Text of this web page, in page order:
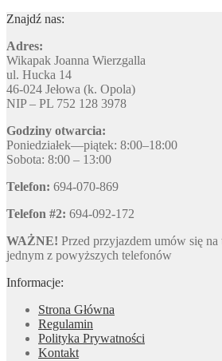
Znajdź nas:
Adres:
Wikapak Joanna Wierzgalla
ul. Hucka 14
46-024 Jełowa (k. Opola)
NIP – PL 752 128 3978
Godziny otwarcia:
Poniedziałek—piątek: 8:00–18:00
Sobota: 8:00 – 13:00
Telefon: 694-070-869
Telefon #2: 694-092-172
WAŻNE! Przed przyjazdem umów się
jednym z powyższych telefonów
Informacje:
Strona Główna
Regulamin
Polityka Prywatności
Kontakt